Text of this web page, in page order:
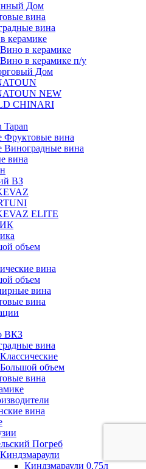
Дом
вина
вина
керамике
Вино в керамике
Вино в керамике п/у
Дом
NEW
CHINARI
Tapan
Фруктовые вина
Виноградные вина
вина
ВЗ
ELITE
объем
вина
объем
вина
вина
ВКЗ
вина
Классические
Большой объем
вина
вина
Погреб
Киндзмараули
Киндзмараули 0,75л